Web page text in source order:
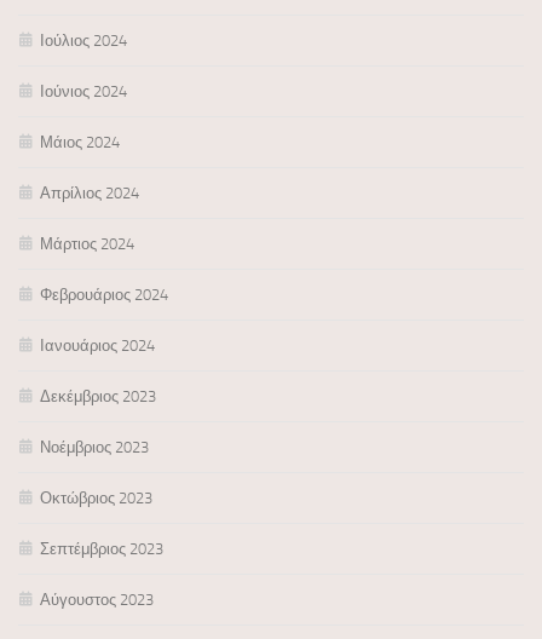
Ιούλιος 2024
Ιούνιος 2024
Μάιος 2024
Απρίλιος 2024
Μάρτιος 2024
Φεβρουάριος 2024
Ιανουάριος 2024
Δεκέμβριος 2023
Νοέμβριος 2023
Οκτώβριος 2023
Σεπτέμβριος 2023
Αύγουστος 2023